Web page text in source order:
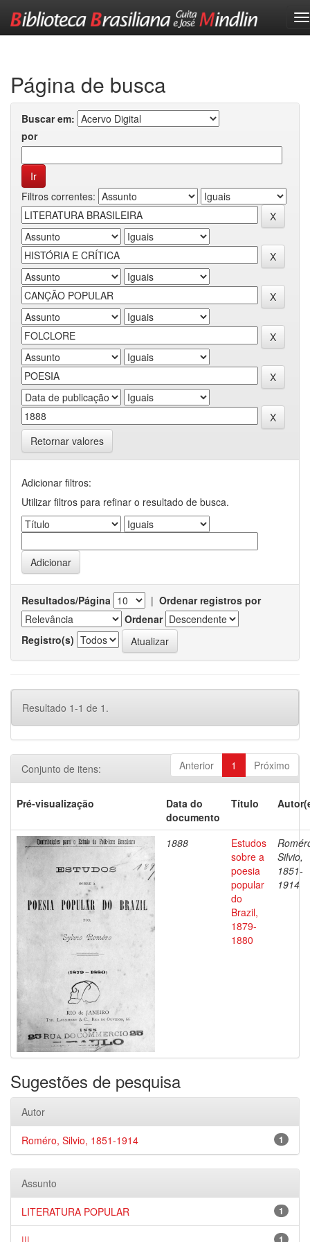
Página de busca
Buscar em:
por
Filtros correntes:
Retornar valores
Adicionar filtros:
Utilizar filtros para refinar o resultado de busca.
Resultados/Página | Ordenar registros por
Ordenar
Registro(s)
Resultado 1-1 de 1.
Anterior 1 Próximo
Conjunto de itens:
Pré-visualização
Data do
documento
Título
1888
Estudos
sobre a
poesia
popular
do
Brazil,
1879-
1880
Silvio,
1851-
1914
Sugestões de pesquisa
Autor
1
Roméro, Silvio, 1851-1914
Assunto
1
LITERATURA POPULAR
1